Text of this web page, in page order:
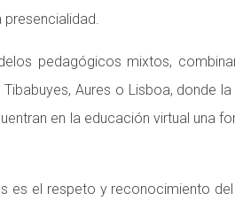
presencialidad.
pedagógicos mixtos,
Aures o Lisboa, donde
en la educación virtual
es el respeto y reconocimiento